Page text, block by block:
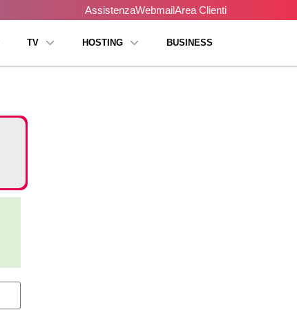
AssistenzaWebmailArea Clienti
TV HOSTING BUSINESS